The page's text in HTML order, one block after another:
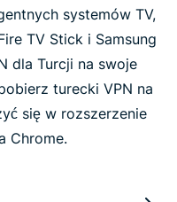
systemów TV,
TV Stick i Samsung
dla Turcji na swoje
turecki VPN na
się w rozszerzenie
Chrome.